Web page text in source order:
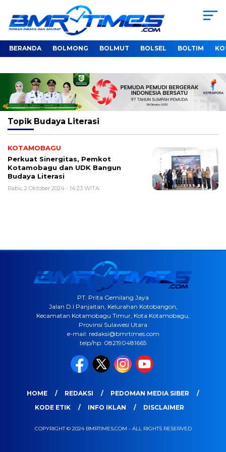
BERANDA BOLMONG BOLMUT BOLSEL BOLTIM
Topik Budaya Literasi
KOTAMOBAGU
Perkuat Sinergitas, Pemkot
Kotamobagu dan UDK Bangun
Budaya Literasi
Rabu, 2 Oktober 2024 - 14:23 WITA
PT. Prita Gemilang Jaya
Jalan D.I Panjaitan, Kelurahan Kotobangon,
Kecamatan Kotamobagu Timur, Kota Kotamobagu,
Provinsi Sulawesi Utara
e-mail: redaksi@bmrtimes.com
telp/hp: 082190481665
HOME REDAKSI
PEDOMAN MEDIA SIBER
KODE ETIK
INFO IKLAN DISCLAIMER
COPYRIGHT © 2024 BMRTIMES.COM - ALL RIGHTS RESERVED